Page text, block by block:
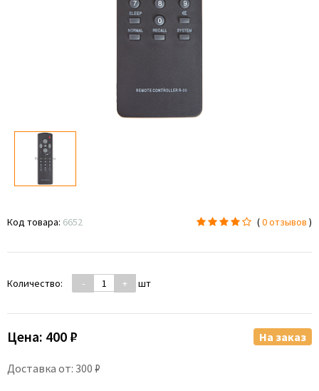
Код товара: 6652 (0 отзывов )
Количество: - + шт
Цена: 400 ₽
Доставка от: 300 ₽
На заказ